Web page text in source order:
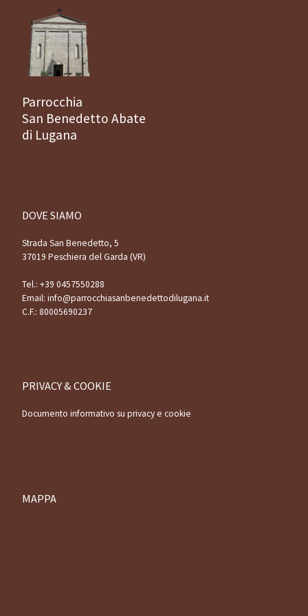
Parrocchia
San Benedetto Abate
di Lugana
DOVE SIAMO
Strada San Benedetto, 5
37019 Peschiera del Garda (VR)
Tel.: +39 0457550288
Email: info@parrocchiasanbenedettodilugana.it
C.F.: 80005690237
PRIVACY & COOKIE
Documento informativo su privacy e cookie
MAPPA